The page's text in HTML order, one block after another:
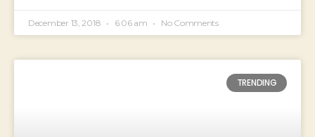
December 13, 2018 6:06 am No Comments
TRENDING